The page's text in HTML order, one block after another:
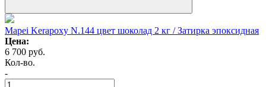
Mapei Kerapoxy N.144 цвет шоколад 2 кг / Затирка эпоксидная
Цена:
6 700 руб.
Кол-во.
-